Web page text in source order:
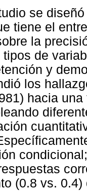
se
tiene el
la
de
y
los
hacia
(0.8 vs.